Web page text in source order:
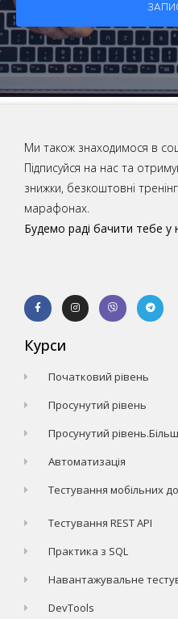
Ми також знаходимося в
Підписуйся на нас та
знижки, безкоштовні
марафонах.
Будемо раді бачити тебе у
Курси
Початковий рівень
Просунутий рівень
Просунутий
Автоматизація
Тестування мобільних
Тестування REST API
Практика з SQL
Навантажувальне
DevTools